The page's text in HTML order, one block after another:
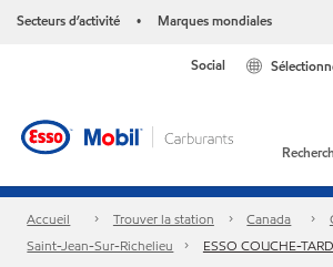
Secteurs d’activité • Marques mondiales
Social
Accueil Trouver la station Canada
Saint-Jean-Sur-Richelieu
ESSO COUCHE-